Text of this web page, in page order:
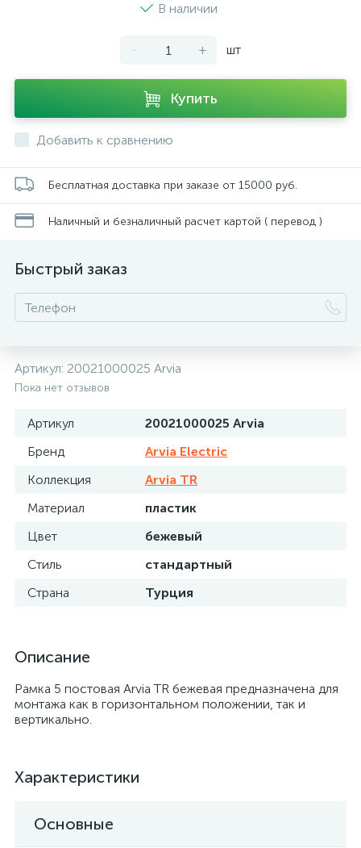
В наличии
- + шт
Купить
Добавить к сравнению
Бесплатная доставка при заказе от 15000 руб.
Наличный и безналичный расчет картой ( перевод )
Быстрый заказ
Артикул: 20021000025 Arvia
Пока нет отзывов
Артикул
20021000025 Arvia
Бренд
Arvia Electric
Коллекция
Arvia TR
Материал
пластик
Цвет
бежевый
Стиль
стандартный
Страна
Турция
Описание
Рамка 5 постовая Arvia TR бежевая предназначена для
монтажа как в горизонтальном положении, так и
вертикально.
Характеристики
Основные